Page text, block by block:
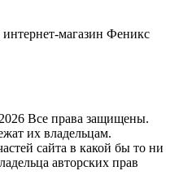
интернет-магазин Феникс
Все права защищены.
их владельцам.
сайта в какой бы то ни
авторских прав